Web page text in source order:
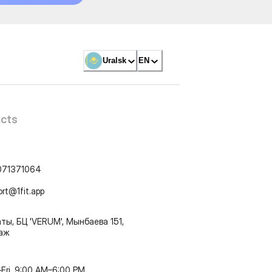
Uralsk EN
БЦ 'VERUM', Мынбаева 151,
9:00 AM–6:00 PM